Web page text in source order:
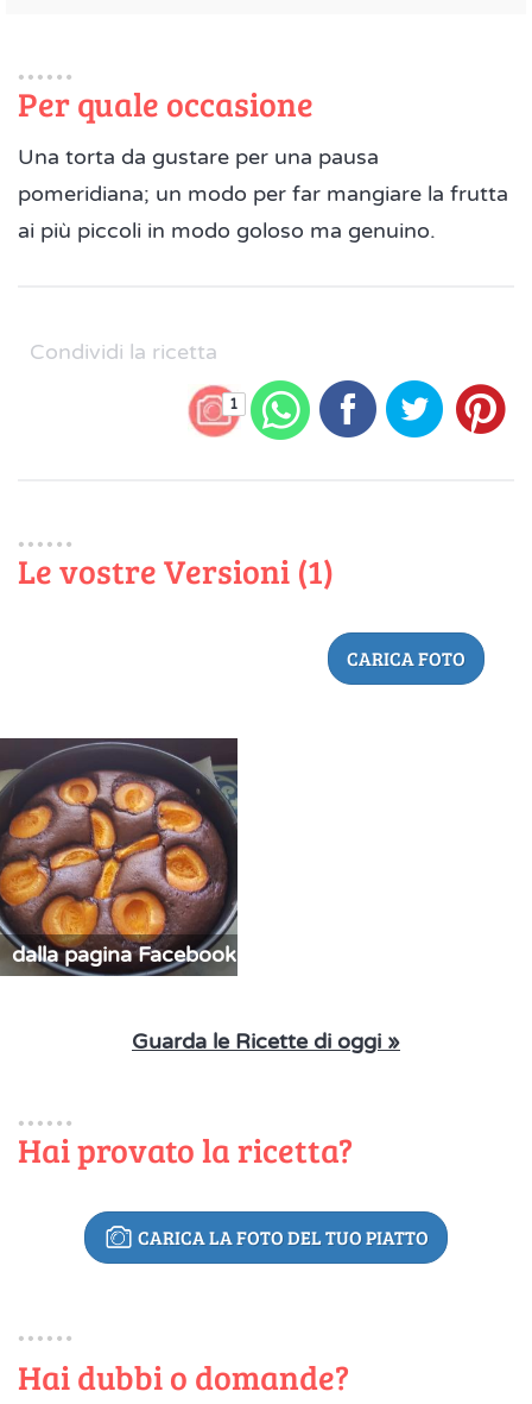
Per quale occasione
Una torta da gustare per una pausa
pomeridiana; un modo per far mangiare la frutta
ai più piccoli in modo goloso ma genuino.
Condividi la ricetta
1
Le vostre Versioni (1)
CARICA FOTO
dalla pagina Facebook
Guarda le Ricette di oggi »
Hai provato la ricetta?
CARICA LA FOTO DEL TUO PIATTO
Hai dubbi o domande?